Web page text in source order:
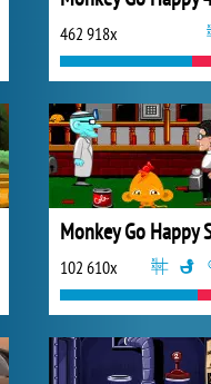
462 918x
102 610x